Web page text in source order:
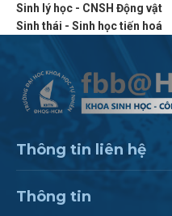
Sinh lý học - CNSH Động vật
Sinh thái - Sinh học tiến hoá
Thông tin liên hệ
Thông tin